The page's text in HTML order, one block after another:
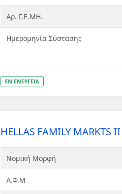
Αρ. Γ.Ε.ΜΗ.
Ημερομηνία Σύστασης
ΕΝ ΕΝΕΡΓΕΙΑ
HELLAS FAMILY MARKTS
Νομική Μορφή
Α.Φ.Μ